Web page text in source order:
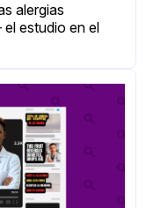
alergias
estudio en el